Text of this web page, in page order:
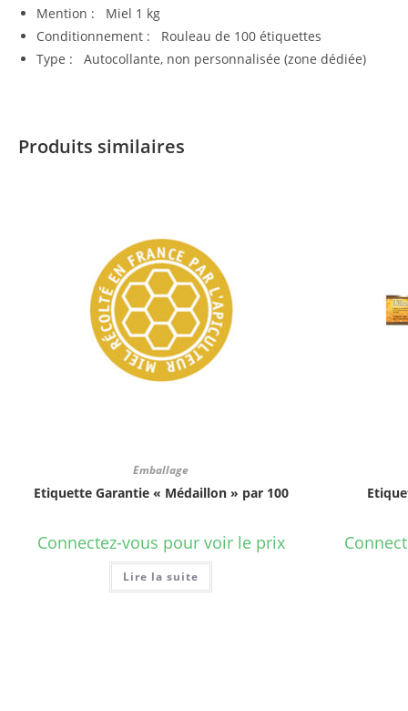
Mention : Miel 1 kg
Conditionnement : Rouleau de 100 étiquettes
Type : Autocollante, non personnalisée (zone dédiée)
Produits similaires
Emballage
Etiquette Garantie « Médaillon » par 100
Connectez-vous pour voir le prix
Lire la suite